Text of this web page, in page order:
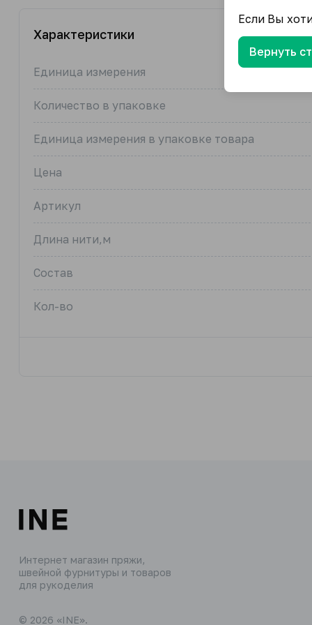
Характеристики
Единица измерения
Количество в упаковке
Единица измерения в упаковке товара
Цена
Артикул
Длина нити,м
Состав
Кол-во
Интернет магазин пряжи,
швейной фурнитуры и товаров
для рукоделия
© 2026 «INE».
Если Вы
Вернуть